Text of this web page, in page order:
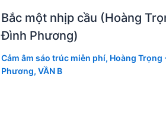
Bắc một nhịp cầu (Hoàng
Đình Phương)
Cảm âm sáo trúc miễn phí, Hoàng Trọng
Phương, VẦN B